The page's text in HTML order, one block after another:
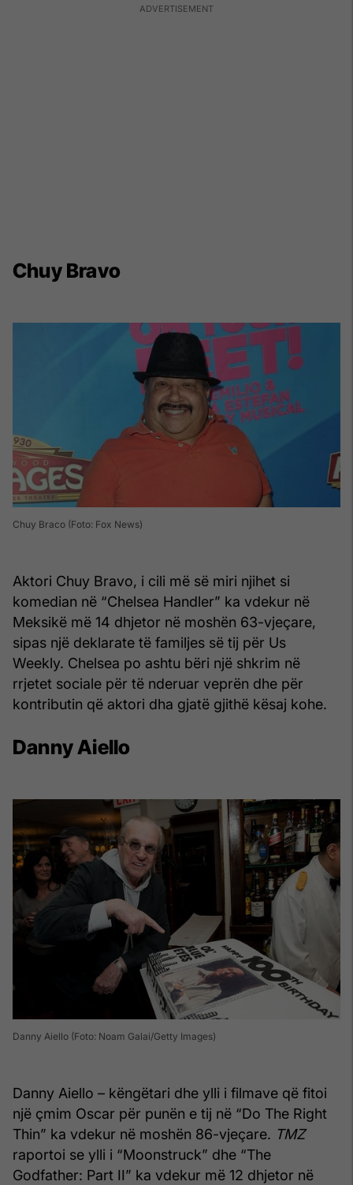
Chuy Bravo
Chuy Braco (Foto: Fox News)
Aktori Chuy Bravo, i cili më së miri njihet si
komedian në “Chelsea Handler” ka vdekur në
Meksikë më 14 dhjetor në moshën 63-vjeçare,
sipas një deklarate të familjes së tij për Us
Weekly. Chelsea po ashtu bëri një shkrim në
rrjetet sociale për të nderuar veprën dhe për
kontributin që aktori dha gjatë gjithë kësaj kohe.
Danny Aiello
Danny Aiello (Foto: Noam Galai/Getty Images)
Danny Aiello – këngëtari dhe ylli i filmave që fitoi
një çmim Oscar për punën e tij në “Do The Right
Thin” ka vdekur në moshën 86-vjeçare. TMZ
raportoi se ylli i “Moonstruck” dhe “The
Godfather: Part II” ka vdekur më 12 dhjetor në